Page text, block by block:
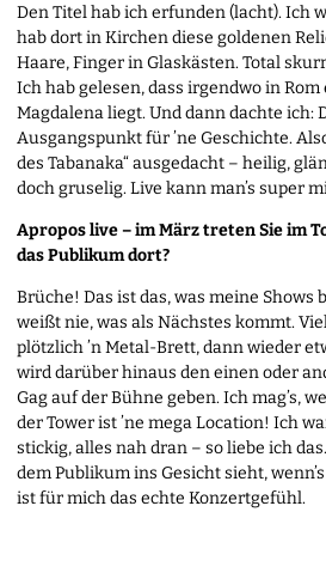
Den Titel hab ich erfunden (lacht). Ich
hab dort in Kirchen diese goldenen
Haare, Finger in Glaskästen. Total
Ich hab gelesen, dass irgendwo in
Magdalena liegt. Und dann dachte ich:
Ausgangspunkt für ’ne Geschichte.
des Tabanaka“ ausgedacht – heilig,
doch gruselig. Live kann man’s super
Apropos live – im März treten Sie im
das Publikum dort?
Brüche! Das ist das, was meine Shows
weißt nie, was als Nächstes kommt.
plötzlich ’n Metal-Brett, dann wieder
wird darüber hinaus den einen oder
Gag auf der Bühne geben. Ich mag’s,
der Tower ist ’ne mega Location! Ich
stickig, alles nah dran – so liebe ich
dem Publikum ins Gesicht sieht,
ist für mich das echte Konzertgefühl.